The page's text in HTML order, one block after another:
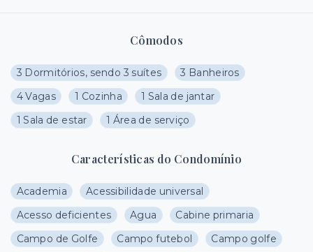
Cômodos
3 Dormitórios, sendo 3 suítes
3 Banheiros
4 Vagas
1 Cozinha
1 Sala de jantar
1 Sala de estar
1 Área de serviço
Características do Condomínio
Academia
Acessibilidade universal
Acesso deficientes
Agua
Cabine primaria
Campo de Golfe
Campo futebol
Campo golfe